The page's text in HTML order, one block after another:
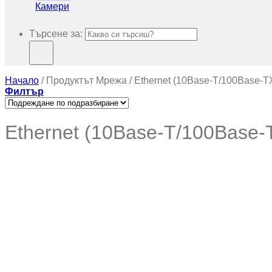
Камери
Търсене за:
Начало /Продуктът Мрежа /Ethernet (10Base-T/100Base-
Филтър
Ethernet (10Base-T/100Base-